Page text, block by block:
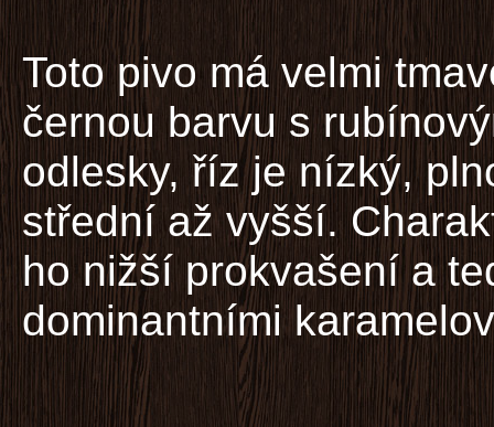
Toto pivo má velmi
černou barvu s
odlesky, říz je nízký,
střední až vyšší.
ho nižší prokvašení a
dominantními